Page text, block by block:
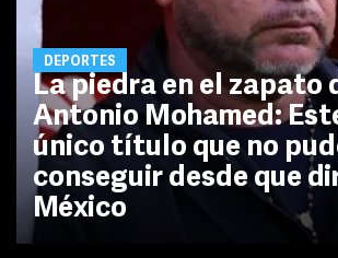
DEPORTES
La piedra en el zapato
Antonio Mohamed:
único título que no
conseguir desde que
México